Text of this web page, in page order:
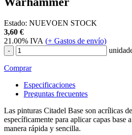
Estado: NUEVOEN STOCK
3,60 €
21.00% IVA (+ Gastos de envío)
-
Comprar
Especificaciones
Preguntas frecuentes
Las pinturas Citadel Base son acrílicas
específicamente para aplicar capas base
manera rápida y sencilla.